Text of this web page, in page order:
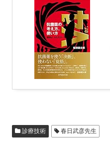
診療技術 春日武彦先生